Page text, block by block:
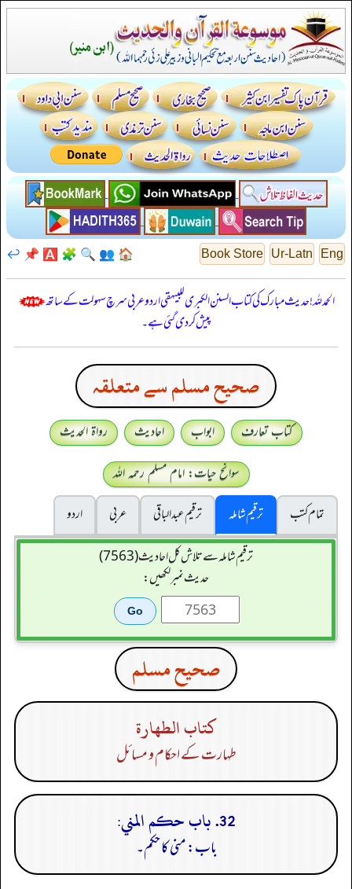
Eng
Ur-Latn
Book Store
🏠
👥
🔍
🧩
🅰️
📌
↩️
الحمدللہ! حدیث مبارک کی کتاب السنن الكبرى للبيهقي اردو عربی سرچ سہولت کے ساتھ
پیش کر دی گئی ہے۔
صحيح مسلم سے متعلقہ
کتاب تعارف ابواب احادیث
رواۃ الحدیث
سوانح حیات: امام مسلم رحمہ اللہ
تمام کتب
ترقیم شاملہ ترقيم عبدالباقی عربی
اردو
ترقیم شاملہ سے تلاش کل احادیث (7563)
حدیث نمبر لکھیں:
صحيح مسلم
كتاب الطهارة
طہارت کے احکام و مسائل
32. باب حكم المني:
باب: منی کا حکم۔